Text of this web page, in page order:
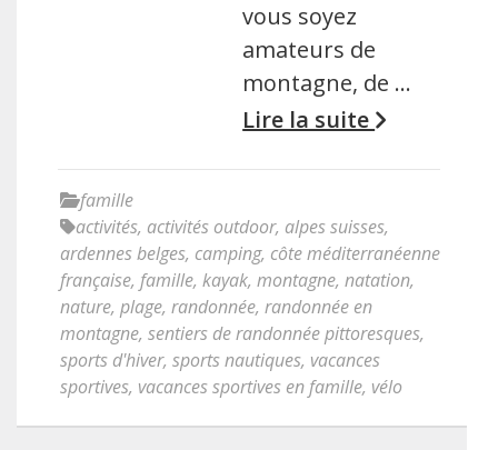
vous soyez
amateurs de
montagne, de …
Lire la suite
famille
activités, activités outdoor, alpes suisses,
ardennes belges, camping, côte méditerranéenne
française, famille, kayak, montagne, natation,
nature, plage, randonnée, randonnée en
montagne, sentiers de randonnée pittoresques,
sports d'hiver, sports nautiques, vacances
sportives, vacances sportives en famille, vélo